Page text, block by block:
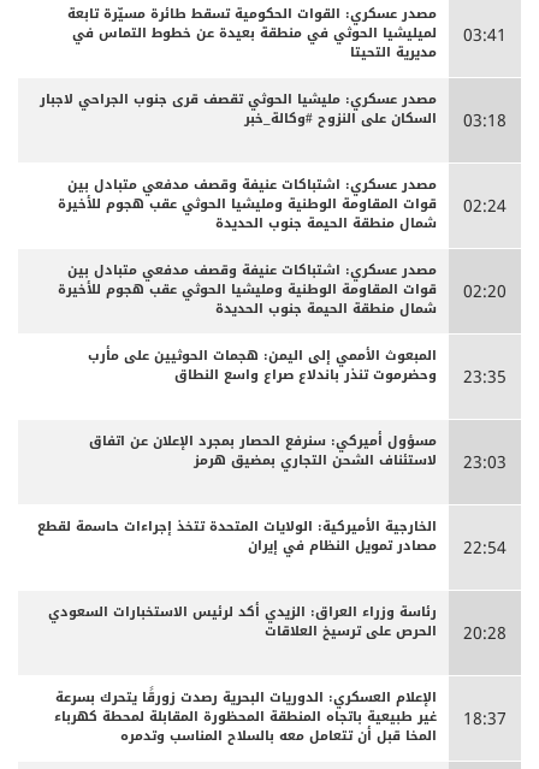
03:41
مصدر عسكري: القوات الحكومية تسقط طائرة مسيّرة تابعة
لميليشيا الحوثي في منطقة بعيدة عن خطوط التماس في
مديرية التحيتا
03:18
مصدر عسكري: مليشيا الحوثي تقصف قرى جنوب الجراحي لاجبار
السكان على النزوح #وكالة_خبر
02:24
مصدر عسكري: اشتباكات عنيفة وقصف مدفعي متبادل بين
قوات المقاومة الوطنية ومليشيا الحوثي عقب هجوم للأخيرة
شمال منطقة الحيمة جنوب الحديدة
02:20
مصدر عسكري: اشتباكات عنيفة وقصف مدفعي متبادل بين
قوات المقاومة الوطنية ومليشيا الحوثي عقب هجوم للأخيرة
شمال منطقة الحيمة جنوب الحديدة
23:35
المبعوث الأممي إلى اليمن: هجمات الحوثيين على مأرب
وحضرموت تنذر باندلاع صراع واسع النطاق
23:03
مسؤول أميركي: سنرفع الحصار بمجرد الإعلان عن اتفاق
لاستئناف الشحن التجاري بمضيق هرمز
22:54
الخارجية الأميركية: الولايات المتحدة تتخذ إجراءات حاسمة لقطع
مصادر تمويل النظام في إيران
20:28
رئاسة وزراء العراق: الزيدي أكد لرئيس الاستخبارات السعودي
الحرص على ترسيخ العلاقات
18:37
الإعلام العسكري: الدوريات البحرية رصدت زورقًا يتحرك بسرعة
غير طبيعية باتجاه المنطقة المحظورة المقابلة لمحطة كهرباء
المخا قبل أن تتعامل معه بالسلاح المناسب وتدمره